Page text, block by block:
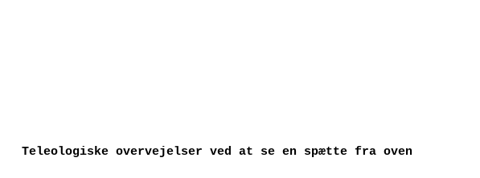
Teleologiske overvejelser ved at se en spætte fra oven